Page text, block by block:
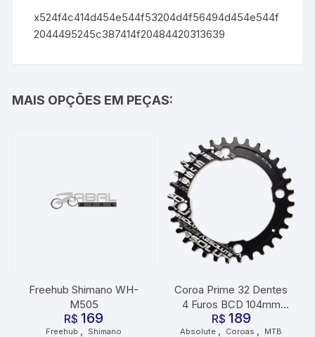
x524f4c414d454e544f53204d4f56494d454e544f
2044495245c387414f20484420313639
MAIS OPÇÕES EM PEÇAS:
Freehub Shimano WH-
M505
R$ 169
Freehub Shimano
Coroa Prime 32 Dentes
4 Furos BCD 104mm
Absolute
R$ 189
Absolute Coroas MTB